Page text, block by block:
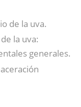
de la uva.
la uva:
generales.